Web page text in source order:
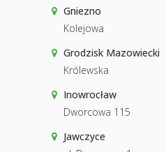
Gniezno
Kolejowa
Grodzisk Mazowiecki
Królewska
Inowrocław
Dworcowa 115
Jawczyce